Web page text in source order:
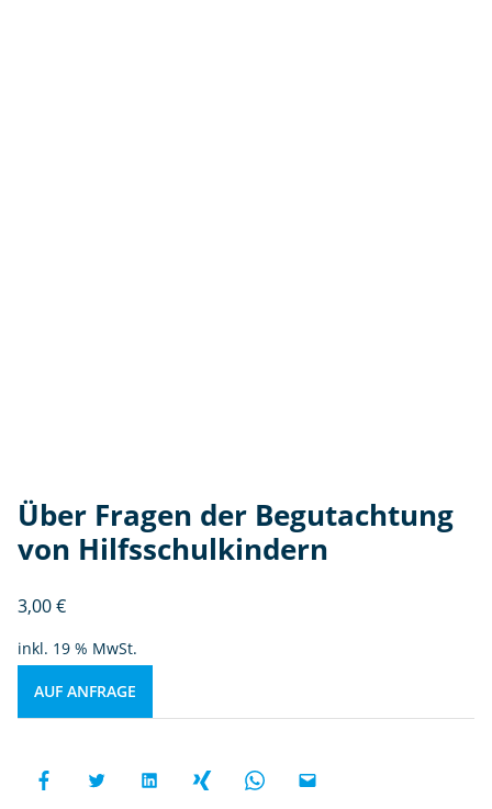
Über Fragen der Begutachtung
von Hilfsschulkindern
3,00€
inkl. 19 % MwSt.
AUF ANFRAGE